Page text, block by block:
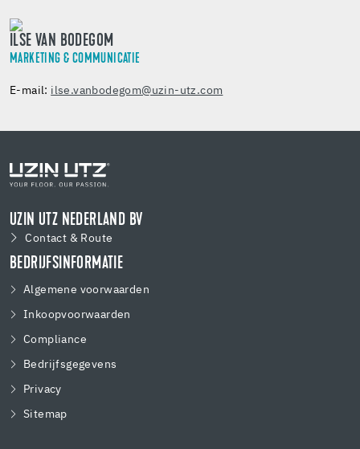
ILSE VAN BODEGOM
MARKETING & COMMUNICATIE
E-mail: ilse.vanbodegom@uzin-utz.com
UZIN UTZ NEDERLAND BV
Contact & Route
BEDRIJFSINFORMATIE
Algemene voorwaarden
Inkoopvoorwaarden
Compliance
Bedrijfsgegevens
Privacy
Sitemap